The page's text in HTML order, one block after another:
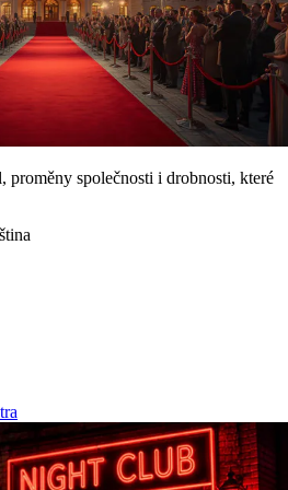
společnosti i drobnosti, které